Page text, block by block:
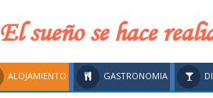
El sueño se hace
ALOJAMIENTO GASTRONOMIA